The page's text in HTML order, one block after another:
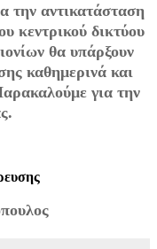
την αντικατάσταση
κεντρικού δικτύου
θα υπάρξουν
καθημερινά και
για την